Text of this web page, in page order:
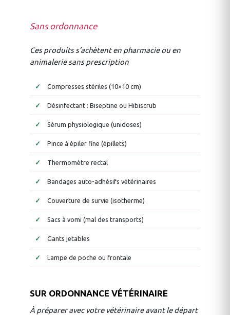
Sans ordonnance
Ces produits s’achètent en pharmacie ou en
animalerie sans prescription
Compresses stériles (10×10 cm)
Désinfectant : Biseptine ou Hibiscrub
Sérum physiologique (unidoses)
Pince à épiler fine (épillets)
Thermomètre rectal
Bandages auto-adhésifs vétérinaires
Couverture de survie (isotherme)
Sacs à vomi (mal des transports)
Gants jetables
Lampe de poche ou frontale
SUR ORDONNANCE VÉTÉRINAIRE
À préparer avec votre vétérinaire avant le départ